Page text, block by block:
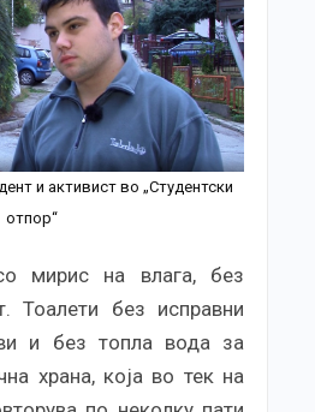
и активист во „Студентски
отпор“
мирис на влага, без
Тоалети без исправни
и без топла вода за
храна, која во тек на